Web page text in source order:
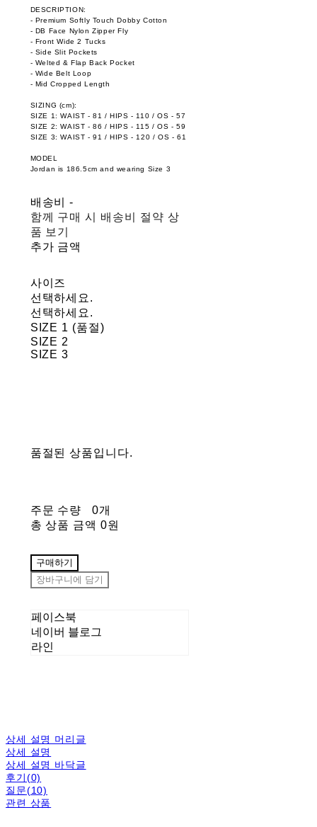
DESCRIPTION:
- Premium Softly Touch Dobby Cotton
- DB Face Nylon Zipper Fly
- Front Wide 2 Tucks
- Side Slit Pockets
- Welted & Flap Back Pocket
- Wide Belt Loop
- Mid Cropped Length
SIZING (cm):
SIZE 1: WAIST - 81 / HIPS - 110 / OS - 57
SIZE 2: WAIST - 86 / HIPS - 115 / OS - 59
SIZE 3: WAIST - 91 / HIPS - 120 / OS - 61
MODEL
Jordan is 186.5cm and wearing Size 3
배송비-
함께 구매 시 배송비 절약 상
품 보기
추가 금액
사이즈
선택하세요.
선택하세요.
SIZE 1 (품절)
SIZE 2
SIZE 3
품절된 상품입니다.
주문 수량
0개
총 상품 금액 0원
구매하기
장바구니에 담기
페이스북
네이버 블로그
라인
상세 설명 머리글
상세 설명
상세 설명 바닥글
후기(0)
질문(10)
관련 상품